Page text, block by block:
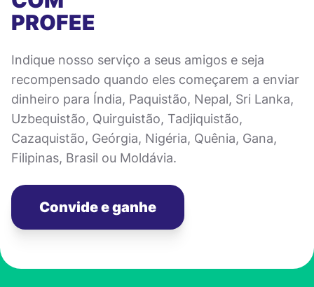
PROFEE
Indique nosso serviço a seus amigos e seja
recompensado quando eles começarem a enviar
dinheiro para Índia, Paquistão, Nepal, Sri Lanka,
Uzbequistão, Quirguistão, Tadjiquistão,
Cazaquistão, Geórgia, Nigéria, Quênia, Gana,
Filipinas, Brasil ou Moldávia.
Convide e ganhe